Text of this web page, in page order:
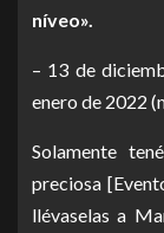
níveo».
– 13 de
enero de 2022
Solamente
preciosa
llévaselas a